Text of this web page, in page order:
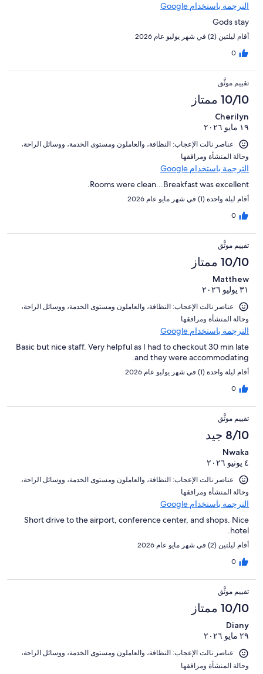
الترجمة باستخدام Google
Gods stay
أقام ليلتين (2) في شهر يوليو عام 2026
0
تقييم موثَّق
10/10 ممتاز
Cherilyn
١٩ مايو ٢٠٢٦
عناصر نالت الإعجاب: ⁦النظافة⁩، و⁦العاملون ومستوى الخدمة⁩، و⁦وسائل الراحة⁩،
و⁦حالة المنشأة ومرافقها⁩
الترجمة باستخدام Google
Rooms were clean...Breakfast was excellent.
أقام ليلة واحدة (1) في شهر مايو عام 2026
0
تقييم موثَّق
10/10 ممتاز
Matthew
٣١ يوليو ٢٠٢٦
عناصر نالت الإعجاب: ⁦النظافة⁩، و⁦العاملون ومستوى الخدمة⁩، و⁦وسائل الراحة⁩،
و⁦حالة المنشأة ومرافقها⁩
الترجمة باستخدام Google
Basic but nice staff. Very helpful as I had to checkout 30 min late
and they were accommodating.
أقام ليلة واحدة (1) في شهر يوليو عام 2026
0
تقييم موثَّق
8/10 جيد
Nwaka
٤ يونيو ٢٠٢٦
عناصر نالت الإعجاب: ⁦النظافة⁩، و⁦العاملون ومستوى الخدمة⁩، و⁦وسائل الراحة⁩،
و⁦حالة المنشأة ومرافقها⁩
الترجمة باستخدام Google
Short drive to the airport, conference center, and shops. Nice
hotel.
أقام ليلتين (2) في شهر مايو عام 2026
0
تقييم موثَّق
10/10 ممتاز
Diany
٢٩ مايو ٢٠٢٦
عناصر نالت الإعجاب: ⁦النظافة⁩، و⁦العاملون ومستوى الخدمة⁩، و⁦وسائل الراحة⁩،
و⁦حالة المنشأة ومرافقها⁩